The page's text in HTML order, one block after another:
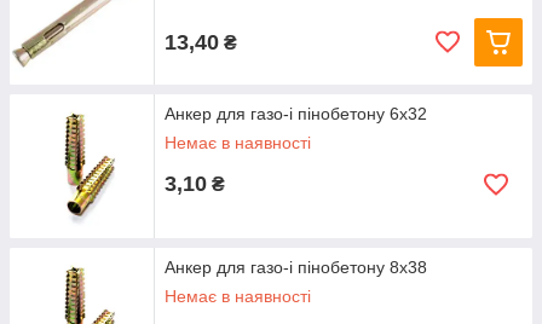
13,40 ₴
Анкер для газо-і пінобетону 6х32
Немає в наявності
3,10 ₴
Анкер для газо-і пінобетону 8х38
Немає в наявності